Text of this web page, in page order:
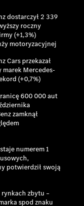
dostarczył 2 339
roczny
(+1,3%)
motoryzacyjnej
Cars przekazał
Mercedes-
(+0,7%)
600 000 aut
zamknął
numerem 1
potwierdził swoją
zbytu –
spod znaku